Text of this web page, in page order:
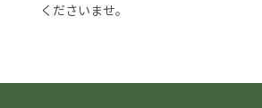
くださいませ。